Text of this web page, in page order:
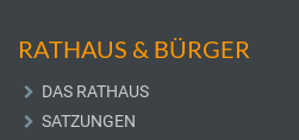
RATHAUS & BÜRGER
DAS RATHAUS
SATZUNGEN